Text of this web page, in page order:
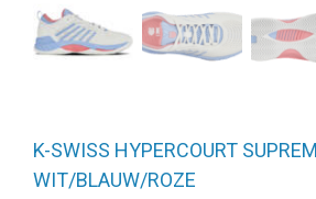
K-SWISS HYPERCOURT
WIT/BLAUW/ROZE